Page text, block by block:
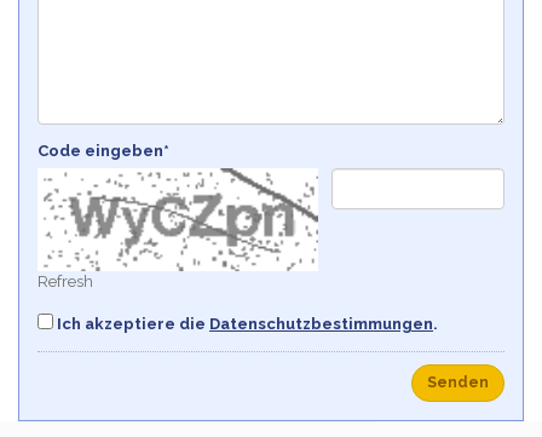
Code eingeben*
Refresh
Ich akzeptiere die Datenschutzbestimmungen.
Senden